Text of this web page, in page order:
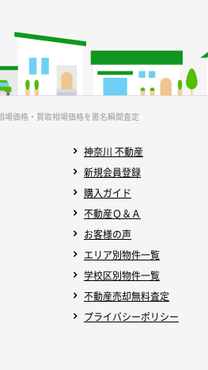
価格・買取相場価格を匿名瞬間査定
神奈川 不動産
新規会員登録
購入ガイド
不動産Ｑ＆Ａ
お客様の声
エリア別物件一覧
学校区別物件一覧
不動産売却無料査定
プライバシーポリシー